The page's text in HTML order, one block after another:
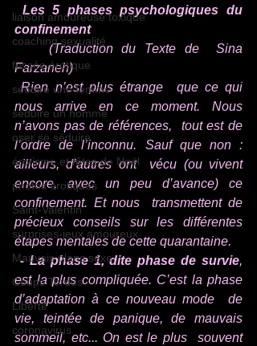
liaison amoureuse toxique
coaching sexualité
fessée érotique
séduire une femme
séduire un homme
oser se séduire
érotisme et fêtes de Noël
photos érotiques
Saint-Valentin
surprises-jeux amoureux
Mauvais plans sexe
Coups Tordus
Liberté
coronavirus
Les 5 phases psychologiques du
confinement
    (Traduction du Texte de  Sina
Farzaneh)
Rien n’est plus étrange  que ce qui
nous arrive en ce moment. Nous
n’avons pas de références,  tout est de
l’ordre de l’inconnu. Sauf que non :
ailleurs, d’autres ont  vécu (ou vivent
encore, avec un peu d’avance) ce
précieux conseils sur les différentes
étapes mentales de cette quarantaine.
- La phase 1, dite phase de survie,
est la plus compliquée. C’est la phase
d’adaptation à ce nouveau mode  de
vie, teintée de panique, de mauvais
sommeil, etc... On est le plus  souvent